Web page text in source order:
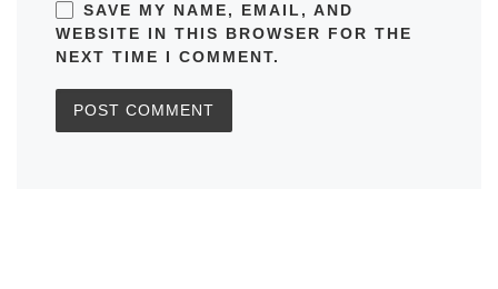
SAVE MY NAME, EMAIL, AND
WEBSITE IN THIS BROWSER FOR THE
NEXT TIME I COMMENT.